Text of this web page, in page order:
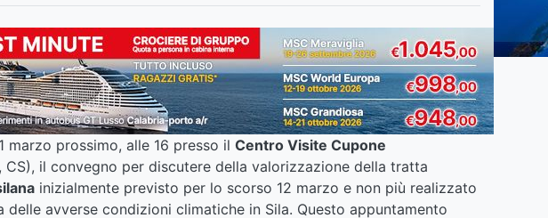
marzo prossimo, alle 16 presso il Centro Visite Cupone
, CS), il convegno per discutere della valorizzazione della tratta
inizialmente previsto per lo scorso 12 marzo e non più realizzato
delle avverse condizioni climatiche in Sila. Questo appuntamento